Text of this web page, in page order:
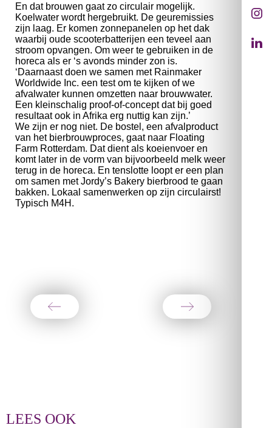
En dat brouwen gaat zo circulair mogelijk.
Koelwater wordt hergebruikt. De geuremissies
zijn laag. Er komen zonnepanelen op het dak
waarbij oude scooterbatterijen een teveel aan
stroom opvangen. Om weer te gebruiken in de
horeca als er ‘s avonds minder zon is.
‘Daarnaast doen we samen met Rainmaker
Worldwide Inc. een test om te kijken of we
afvalwater kunnen omzetten naar brouwwater.
Een kleinschalig proof-of-concept dat bij goed
resultaat ook in Afrika erg nuttig kan zijn.’
We zijn er nog niet. De bostel, een afvalproduct
van het bierbrouwproces, gaat naar Floating
Farm Rotterdam. Dat dient als koeienvoer en
komt later in de vorm van bijvoorbeeld melk weer
terug in de horeca. En tenslotte loopt er een plan
om samen met Jordy’s Bakery bierbrood te gaan
bakken. Lokaal samenwerken op zijn circulairst!
Typisch M4H.
LEES OOK